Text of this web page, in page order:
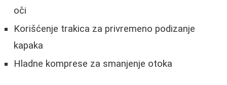
oči
Korišćenje trakica za privremeno podizanje
kapaka
Hladne komprese za smanjenje otoka